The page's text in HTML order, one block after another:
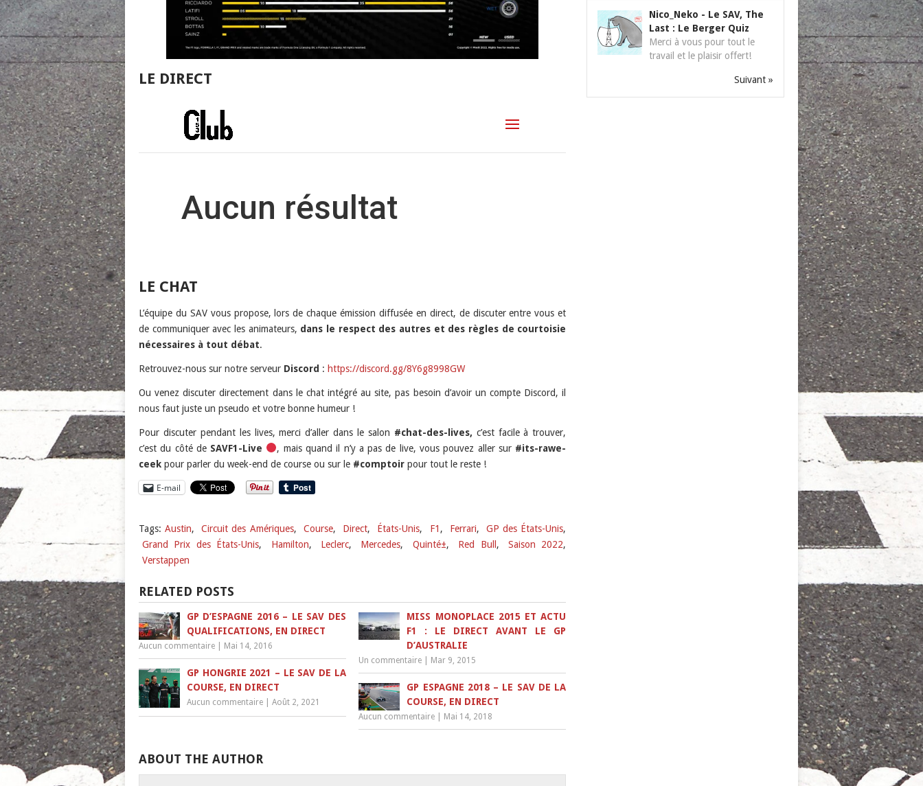
LE DIRECT
LE CHAT
L’équipe du SAV vous propose, lors de chaque émission diffusée en direct, de discuter entre vous et
de communiquer avec les animateurs, dans le respect des autres et des règles de courtoisie
nécessaires à tout débat.
Retrouvez-nous sur notre serveur Discord : https://discord.gg/8Y6g8998GW
Ou venez discuter directement dans le chat intégré au site, pas besoin d’avoir un compte Discord, il
nous faut juste un pseudo et votre bonne humeur !
Pour discuter pendant les lives, merci d’aller dans le salon #chat-des-lives, c’est facile à trouver,
c’est du côté de SAVF1-Live , mais quand il n’y a pas de live, vous pouvez aller sur #its-rawe-
ceek pour parler du week-end de course ou sur le #comptoir pour tout le reste !
E-mail
Tags: Austin, Circuit des Amériques, Course, Direct, États-Unis, F1 , Ferrari, GP des États-Unis,
Grand Prix des États-Unis, Hamilton, Leclerc, Mercedes, Quinté±, Red Bull , Saison 2022,
Verstappen
RELATED POSTS
GP D’ESPAGNE 2016 – LE SAV DES
QUALIFICATIONS, EN DIRECT
Aucun commentaire Mai 14, 2016
MISS MONOPLACE 2015 ET ACTU
F1 : LE DIRECT AVANT LE GP
D’AUSTRALIE
Un commentaire Mar 9, 2015
GP HONGRIE 2021 – LE SAV DE LA
COURSE, EN DIRECT
Aucun commentaire Août 2, 2021
GP ESPAGNE 2018 – LE SAV DE LA
COURSE, EN DIRECT
Aucun commentaire Mai 14, 2018
ABOUT THE AUTHOR
Nico_Neko - Le SAV, The
Last : Le Berger Quiz
Merci à vous pour tout le
travail et le plaisir offert!
Suivant »